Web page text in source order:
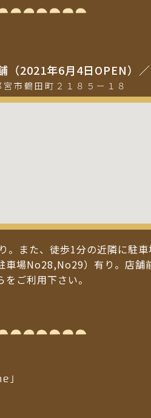
（2021年6月4日OPEN）／
宮市鶴田町２１８５ー１８
。また、徒歩1分の近隣に駐車
車場No28,No29）有り。店舗
ご利用下さい。
」